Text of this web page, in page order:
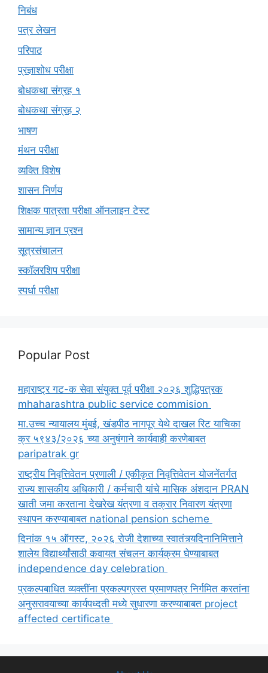
निबंध
पत्र लेखन
परिपाठ
प्रज्ञाशोध परीक्षा
बोधकथा संग्रह १
बोधकथा संग्रह २
भाषण
मंथन परीक्षा
व्यक्ति विशेष
शासन निर्णय
शिक्षक पात्रता परीक्षा ऑनलाइन टेस्ट
सामान्य ज्ञान प्रश्न
सूत्रसंचालन
स्कॉलरशिप परीक्षा
स्पर्धा परीक्षा
Popular Post
महाराष्ट्र गट-क सेवा संयुक्त पूर्व परीक्षा २०२६ शुद्धिपत्रक
mhaharashtra public service commision
मा.उच्च न्यायालय मुंबई, खंडपीठ नागपूर येथे दाखल रिट याचिका
क्र ५९४३/२०२६ च्या अनुषंगाने कार्यवाही करणेबाबत
paripatrak gr
राष्ट्रीय निवृत्तिवेतन प्रणाली / एकीकृत निवृत्तिवेतन योजनेंतर्गत
राज्य शासकीय अधिकारी / कर्मचारी यांचे मासिक अंशदान PRAN
खाती जमा करताना देखरेख यंत्रणा व तक्रार निवारण यंत्रणा
स्थापन करण्याबाबत national pension scheme
दिनांक १५ ऑगस्ट, २०२६ रोजी देशाच्या स्वातंत्र्यदिनानिमित्ताने
शालेय विद्यार्थ्यांसाठी कवायत संचलन कार्यक्रम घेण्याबाबत
independence day celebration
प्रकल्पबाधित व्यक्तींना प्रकल्पग्रस्त प्रमाणपत्र निर्गमित करतांना
अनुसरावयाच्या कार्यपध्दती मध्ये सुधारणा करण्याबाबत project
affected certificate